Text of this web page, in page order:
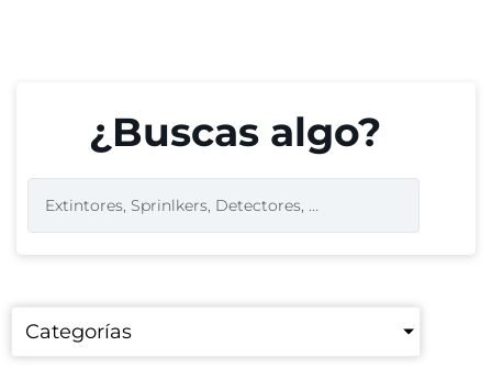
¿Buscas algo?
Categorías